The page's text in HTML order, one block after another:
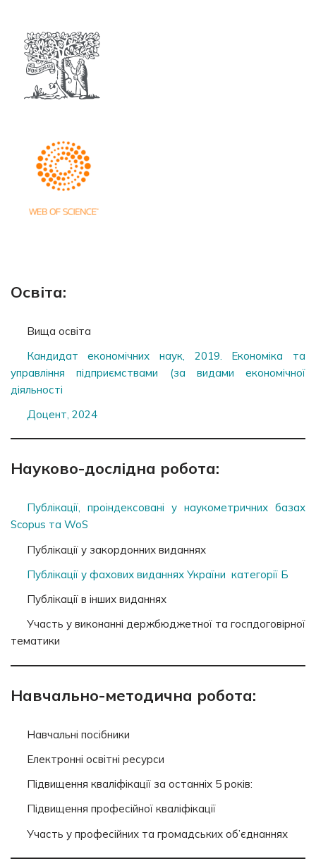
Освіта:
Вища освіта
Кандидат економічних наук, 2019. Економіка та
управління підприємствами (за видами економічної
діяльності
Доцент, 2024
Науково-дослідна робота:
Публікації, проіндексовані у наукометричних базах
Scopus та WoS
Публікації у закордонних виданнях
Публікації у фахових виданнях України категорії Б
Публікації в інших виданнях
Участь у виконанні держбюджетної та госпдоговірної
тематики
Навчально-методична робота:
Навчальні посібники
Електронні освітні ресурси
Підвищення кваліфікації за останніх 5 років:
Підвищення професійної кваліфікації
Участь у професійних та громадських об’єднаннях